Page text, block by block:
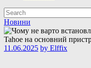
Новини
11.06.2025 by Elffix